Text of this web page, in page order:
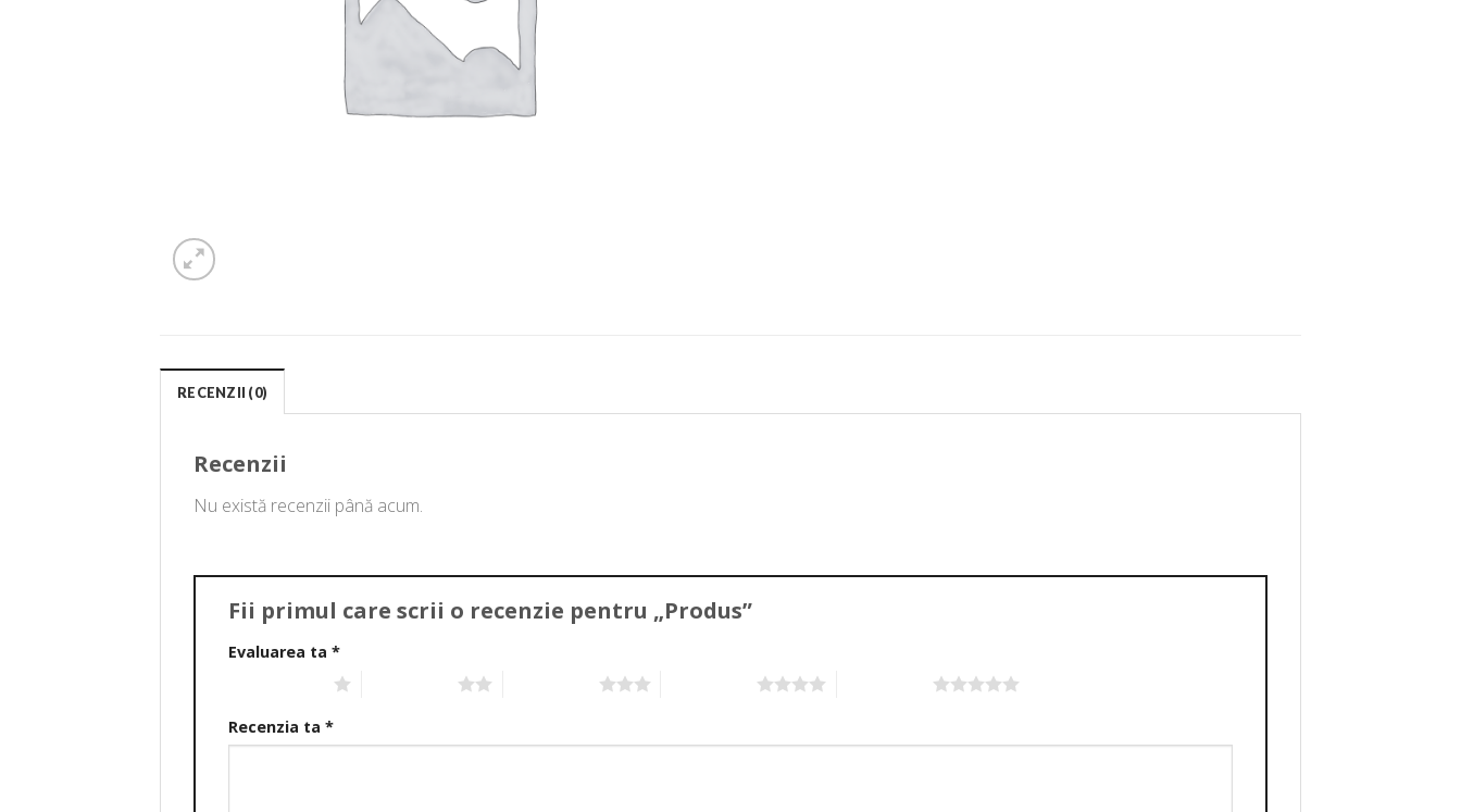
RECENZII (0)
Recenzii
Nu există recenzii până acum.
Fii primul care scrii o recenzie pentru „Produs”
Evaluarea ta *
Recenzia ta *